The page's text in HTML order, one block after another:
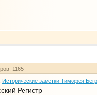
1165
Исторические заметки Тимофея
Регистр